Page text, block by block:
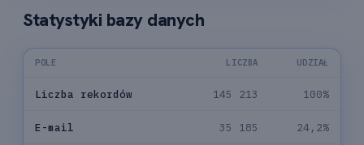
Statystyki bazy danych
POLE LICZBA UDZIAŁ
Liczba rekordów 145 213 100%
E-mail 35 185 24,2%